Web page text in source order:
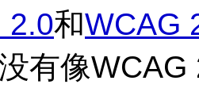
2.0和WCAG
有像WCAG